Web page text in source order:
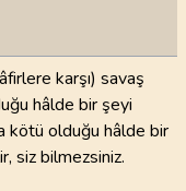
karşı) savaş
hâlde bir şeyi
kötü olduğu hâlde bir
siz bilmezsiniz.